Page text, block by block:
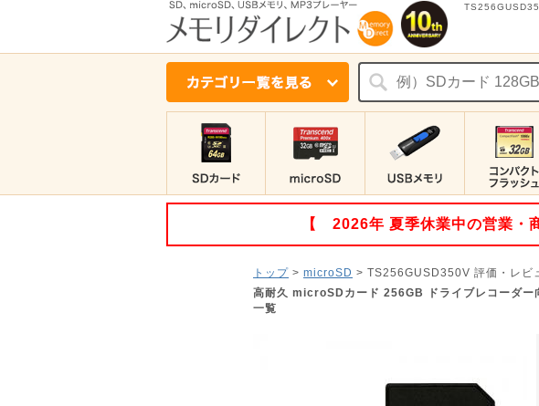
【 2026年 夏季休業中の営業・
トップ > microSD > TS256GUSD350V 評価・レビ
高耐久 microSDカード 256GB ドライブレコーダ
一覧